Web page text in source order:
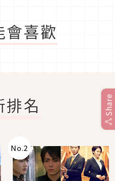
會喜歡
排名
No.2
Share